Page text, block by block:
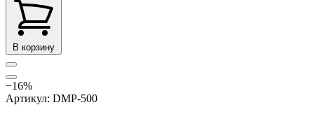
В корзину
−16%
Артикул: DMP-500